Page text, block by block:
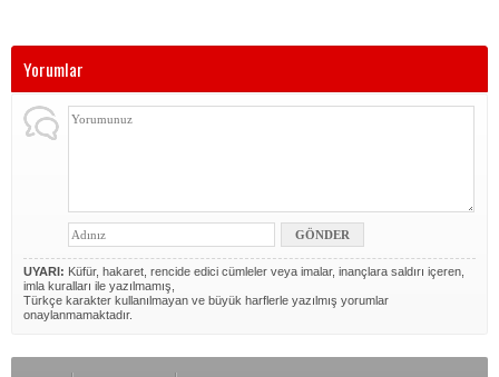
Yorumlar
UYARI: Küfür, hakaret, rencide edici cümleler veya imalar, inançlara saldırı içeren,
imla kuralları ile yazılmamış,
Türkçe karakter kullanılmayan ve büyük harflerle yazılmış yorumlar
onaylanmamaktadır.